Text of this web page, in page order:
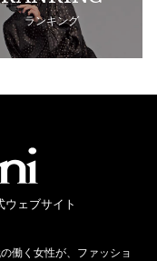
ランキング
ウェブサイト
働く女性が、ファッショ